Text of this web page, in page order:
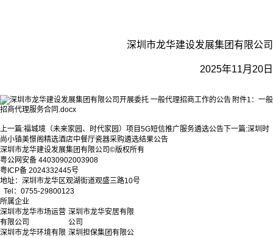
深圳市龙华建设发展集团有限公司
2025年11月20日
附件1：一般
招商代理服务合同.docx
上一篇:福城境（未来家园、时代家园）项目5G短信推广服务遴选公告 下一篇:深圳时
尚小镇美憬阁精选酒店中餐厅瓷器采购遴选结果公告
深圳市龙华建设发展集团有限公司©版权所有
粤公网安备 44030902003908
粤ICP备 2024332445号
地址：深圳市龙华区观湖街道观盛三路10号
Tel：0755-29800123
所属企业
深圳市龙华市场运营
有限公司
深圳市龙华安居有限
公司
深圳市龙华环境有限 深圳担保集团有限公